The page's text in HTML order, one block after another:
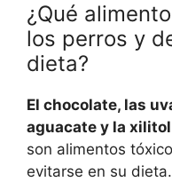
¿Qué
los perros y
dieta?
El chocolate, las
aguacate y la
son alimentos
evitarse en su dieta.